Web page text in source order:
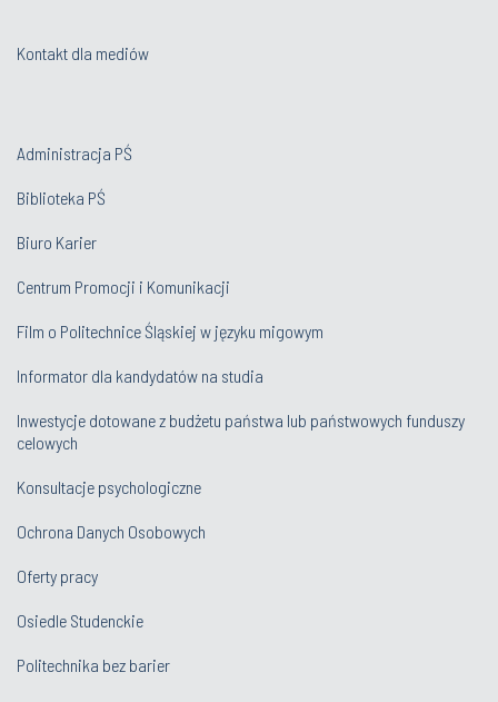
Kontakt dla mediów
Administracja PŚ
Biblioteka PŚ
Biuro Karier
Centrum Promocji i Komunikacji
Film o Politechnice Śląskiej w języku migowym
Informator dla kandydatów na studia
Inwestycje dotowane z budżetu państwa lub państwowych funduszy
celowych
Konsultacje psychologiczne
Ochrona Danych Osobowych
Oferty pracy
Osiedle Studenckie
Politechnika bez barier